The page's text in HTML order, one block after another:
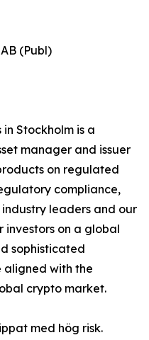
(Publ)
Stockholm is a
manager and issuer
on regulated
compliance,
leaders and our
investors on a global
sophisticated
aligned with the
crypto market.
med hög risk.